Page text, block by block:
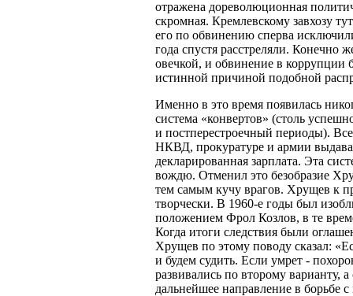
отражена дореволюционная
скромная. Кремлевскому завхозу
его по обвинению сперва
года спустя расстреляли. Конечно
овечкой, и обвинение в
истинной причиной подобной
Именно в это время появилась
система «конвертов» (столь
и постперестроечный периоды).
НКВД, прокуратуре и армии
декларированная зарплата. Эта
вождю. Отменил это безобразие
тем самым кучу врагов. Хрущев к
творчески. В 1960-е годы был
положением Фрол Козлов, в те
Когда итоги следствия были
Хрущев по этому поводу сказал:
и будем судить. Если умрет -
развивались по второму варианту,
дальнейшее направление в борьбе